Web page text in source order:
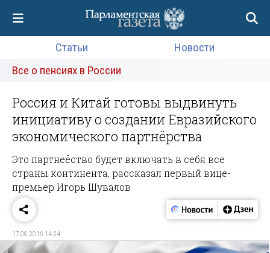
Статьи
Новости
Все о пенсиях в России
Россия и Китай готовы выдвинуть
инициативу о создании Евразийского
экономического партнёрства
Это партнеёство будет включать в себя все
страны континента, рассказал первый вице-
премьер Игорь Шувалов
17.06.2016 14:24